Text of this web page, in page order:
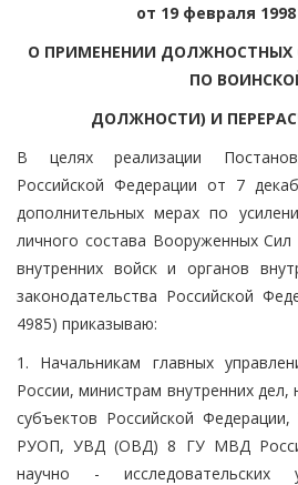
от 19 февраля 1998
О ПРИМЕНЕНИИ
ПО
ДОЛЖНОСТИ) И
В целях реализации
Российской Федерации от 7
дополнительных мерах по
личного состава Вооруженных Сил
внутренних войск и органов
законодательства Российской
4985) приказываю:
1. Начальникам главных
России, министрам внутренних
субъектов Российской
РУОП, УВД (ОВД) 8 ГУ МВД
научно -